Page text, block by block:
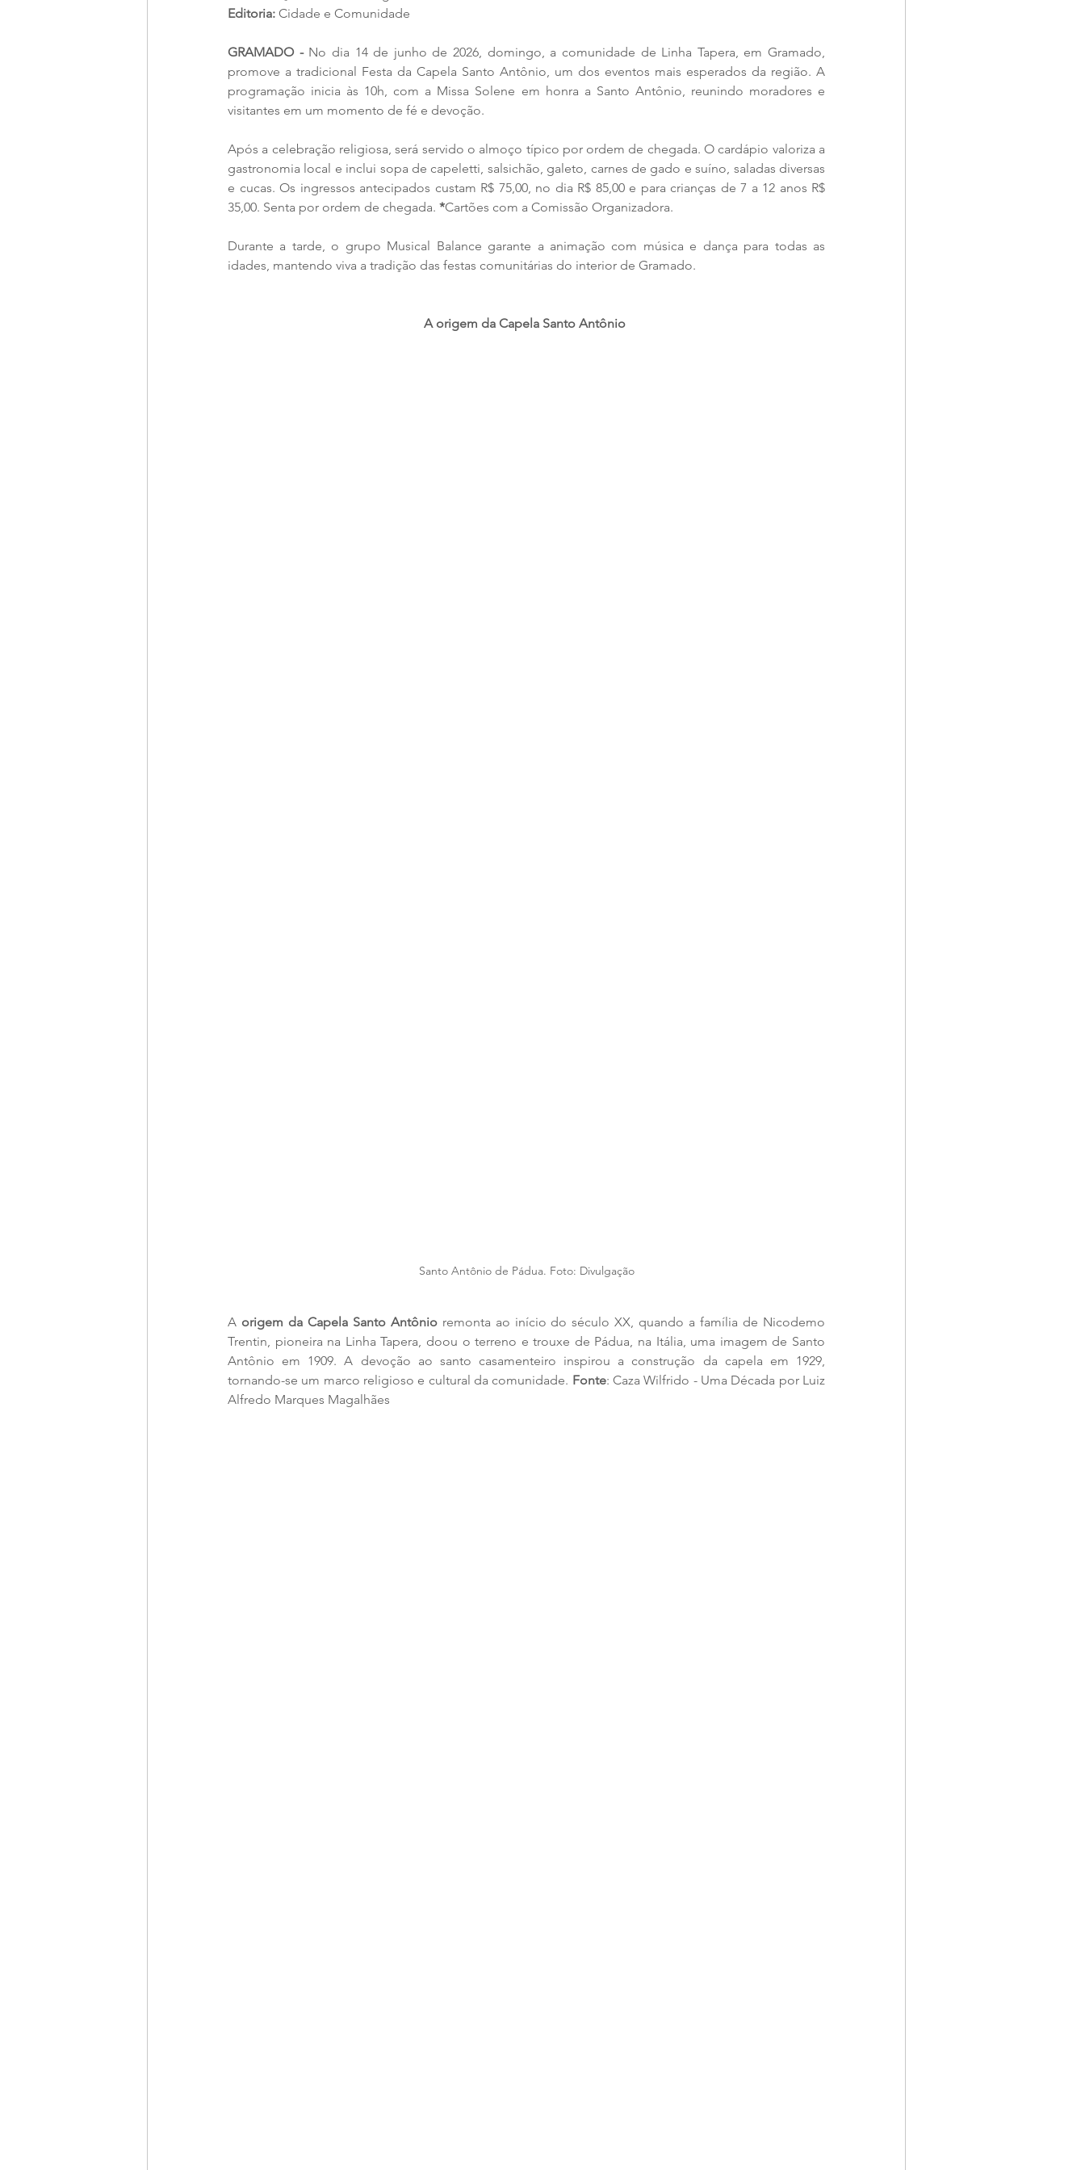
Editoria: Cidade e Comunidade
GRAMADO - No dia 14 de junho de 2026, domingo, a comunidade de Linha Tapera, em Gramado,
promove a tradicional Festa da Capela Santo Antônio, um dos eventos mais esperados da região. A
programação inicia às 10h, com a Missa Solene em honra a Santo Antônio, reunindo moradores e
visitantes em um momento de fé e devoção.
Após a celebração religiosa, será servido o almoço típico por ordem de chegada. O cardápio valoriza a
gastronomia local e inclui sopa de capeletti, salsichão, galeto, carnes de gado e suíno, saladas diversas
e cucas. Os ingressos antecipados custam R$ 75,00, no dia R$ 85,00 e para crianças de 7 a 12 anos R$
35,00. Senta por ordem de chegada. *Cartões com a Comissão Organizadora.
Durante a tarde, o grupo Musical Balance garante a animação com música e dança para todas as
idades, mantendo viva a tradição das festas comunitárias do interior de Gramado.
A origem da Capela Santo Antônio
Santo Antônio de Pádua. Foto: Divulgação
A origem da Capela Santo Antônio remonta ao início do século XX, quando a família de Nicodemo
Trentin, pioneira na Linha Tapera, doou o terreno e trouxe de Pádua, na Itália, uma imagem de Santo
Antônio em 1909. A devoção ao santo casamenteiro inspirou a construção da capela em 1929,
tornando-se um marco religioso e cultural da comunidade. Fonte: Caza Wilfrido - Uma Década por Luiz
Alfredo Marques Magalhães